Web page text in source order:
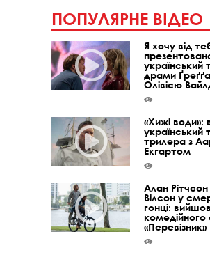
ПОПУЛЯРНЕ ВІДЕО
Я хочу від
український
драми
Олівією
«Хижі води»:
український
трилера з
Екгартом
Алан
Вілсон у
гонці:
«Перевізник»